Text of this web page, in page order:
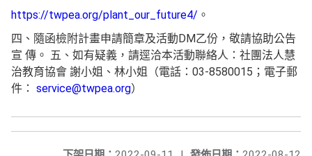
https://twpea.org/plant_our_future4/ 。
四、隨函檢附計畫申請簡章及活動DM乙份，敬請協助公告
宣 傳。 五、如有疑義，請逕洽本活動聯絡人：社團法人慧
治教育協會 謝小姐、林小姐（電話：03-8580015；電子郵
件： service@twpea.org）